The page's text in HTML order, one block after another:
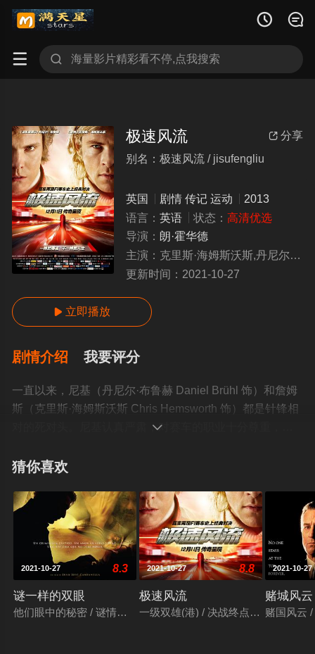
 
 
 分享
极速风流
别名：极速风流 / jisufengliu
英国 剧情 传记 运动
2013
语言： 英语 状态： 高清优选
导演： 朗·霍华德
主演： 克里斯·海姆斯沃斯,丹尼尔·布鲁尔,奥利维亚·王尔德,亚历山德拉·玛丽亚·拉娜
更新时间： 2021-10-27
 立即播放
剧情介绍 我要评分
一直以来，尼基（丹尼尔·布鲁赫 Daniel Brühl 饰）和詹姆
斯（克里斯·海姆斯沃斯 Chris Hemsworth 饰）都是针锋相
对的死对头。尼基认真严肃，对赛车的职业十分尊重，詹
然两人有着截然不同的个性，但他们之间的较量却从未停
的名模苏西（奥利维亚·王尔德 Olivia Wilde 饰）结婚了，
尼基亦找到了自己的一生挚爱并且加入了法拉利车队，而
此时生活已经走上了下坡路的詹姆斯则加入了麦克拉伦车
队，一对冤家再次站在了人生的战场之上。一次比赛中，
天降大雨，尼基出了车祸身受重伤，詹姆斯因此夺得了冠
军。可是，尼基并没有因此而放弃，在极短的时间内，尽
管受到了众人的制止，但他依然毅然地回到了赛场上。©豆

猜你喜欢
2021-10-27 8.3
谜一样的双眼
他们眼中的秘密 / 谜情追凶(港) / 谜样的双眼 / The Secret in Their
2021-10-27 8.8
极速风流
一级双雄(港) / 决战终点线(台) / F1双
2021-10-27
赌城风云
赌国风云